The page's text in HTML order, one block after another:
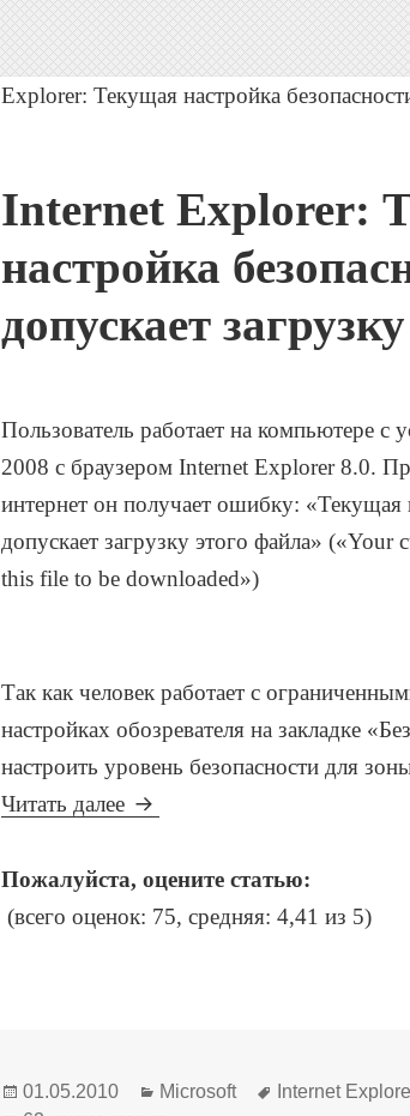
Internet Explorer:
настройка
допускает
Пользователь работает на компьютере
2008 с браузером Internet Explorer 8.0.
интернет он получает ошибку: «Текущая
допускает загрузку этого файла»
this file to be downloaded»)
Так как человек работает с
настройках обозревателя на закладке
настроить уровень безопасности для
Читать далее Internet Explorer: Текущая
Пожалуйста, оцените статью:
(всего оценок: 75, средняя: 4,41 из 5)
Опубликовано
01.05.2010 Рубрики
Microsoft Метки
Internet